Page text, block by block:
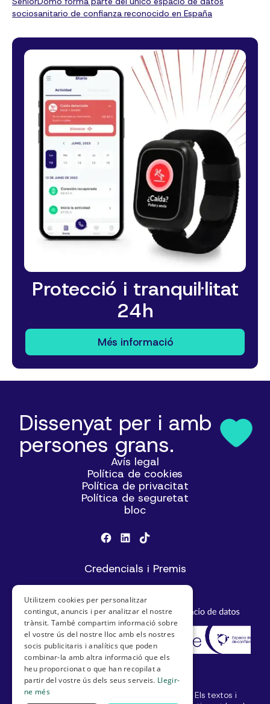
sociosanitario de confianza reconocido en España
Protecció i tranquil·litat
24h
Més informació
Dissenyat per i amb
persones grans.
Avís legal
Política de cookies
Política de privacitat
Política de seguretat
bloc
Credencials i Premis
© SeniorDomo I Tots els drets reservats. Els textos i
Utilitzem cookies per personalitzar
contingut, anuncis i per analitzar el nostre
trànsit. També compartim informació sobre
el vostre ús del nostre lloc amb els nostres
socis publicitaris i analítics que poden
combinar-la amb altra informació que els
heu proporcionat o que han recopilat a
partir del vostre ús dels seus serveis. Llegir-
ne més